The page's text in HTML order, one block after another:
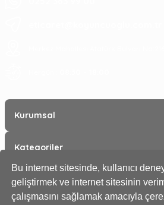
Bu internet sitesinde, kullanıcı
geliştirmek ve internet sitesinin
çalışmasını sağlamak amacıyla
Kurumsal
Kategoriler
Alışveriş